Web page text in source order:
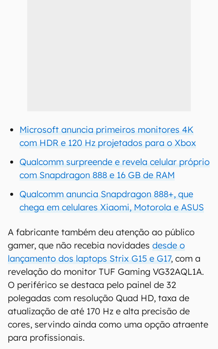
Microsoft anuncia primeiros monitores 4K
com HDR e 120 Hz projetados para o Xbox
Qualcomm surpreende e revela celular próprio
com Snapdragon 888 e 16 GB de RAM
Qualcomm anuncia Snapdragon 888+, que
chega em celulares Xiaomi, Motorola e ASUS
A fabricante também deu atenção ao público
gamer, que não recebia novidades desde o
lançamento dos laptops Strix G15 e G17, com a
revelação do monitor TUF Gaming VG32AQL1A.
O periférico se destaca pelo painel de 32
polegadas com resolução Quad HD, taxa de
atualização de até 170 Hz e alta precisão de
cores, servindo ainda como uma opção atraente
para profissionais.